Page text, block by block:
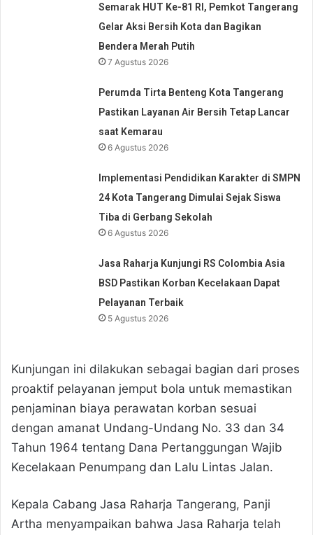
Semarak HUT Ke-81 RI, Pemkot Tangerang
Gelar Aksi Bersih Kota dan Bagikan
Bendera Merah Putih
7 Agustus 2026
Perumda Tirta Benteng Kota Tangerang
Pastikan Layanan Air Bersih Tetap Lancar
saat Kemarau
6 Agustus 2026
Implementasi Pendidikan Karakter di SMPN
24 Kota Tangerang Dimulai Sejak Siswa
Tiba di Gerbang Sekolah
6 Agustus 2026
Jasa Raharja Kunjungi RS Colombia Asia
BSD Pastikan Korban Kecelakaan Dapat
Pelayanan Terbaik
5 Agustus 2026
Kunjungan ini dilakukan sebagai bagian dari proses
proaktif pelayanan jemput bola untuk memastikan
penjaminan biaya perawatan korban sesuai
dengan amanat Undang-Undang No. 33 dan 34
Tahun 1964 tentang Dana Pertanggungan Wajib
Kecelakaan Penumpang dan Lalu Lintas Jalan.
Kepala Cabang Jasa Raharja Tangerang, Panji
Artha menyampaikan bahwa Jasa Raharja telah